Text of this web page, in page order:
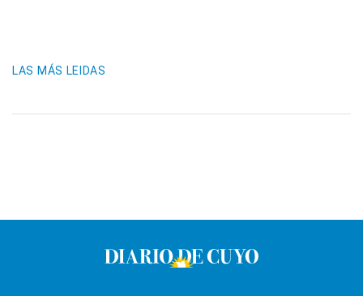
LAS MÁS LEIDAS